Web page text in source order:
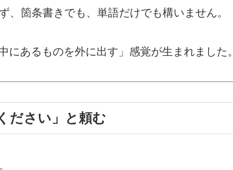
、箇条書きでも、単語だけでも構いません。
にあるものを外に出す」感覚が生まれました。
ださい」と頼む